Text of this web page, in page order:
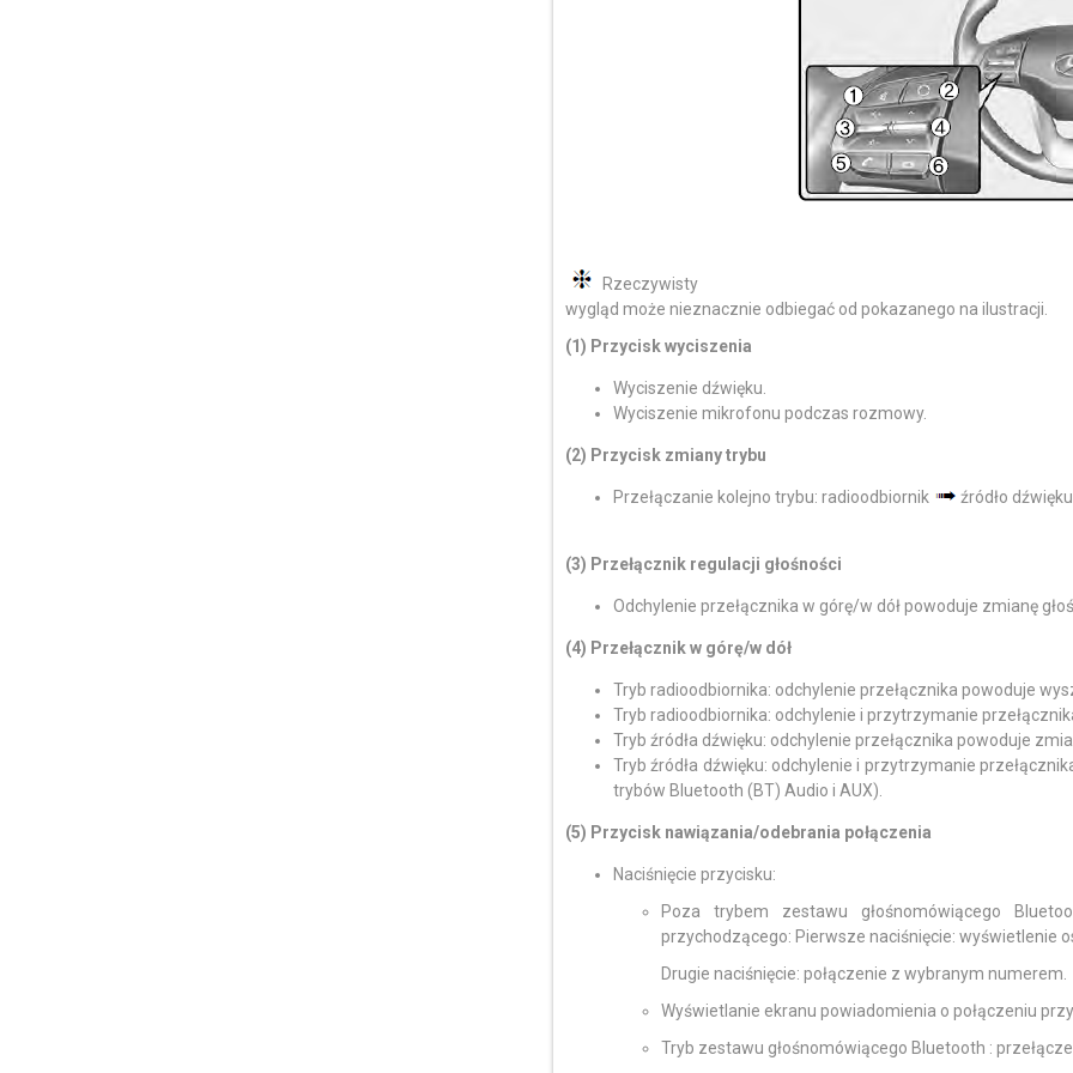
Rzeczywisty
wygląd może nieznacznie odbiegać od pokazanego na ilustracji.
(1) Przycisk wyciszenia
Wyciszenie dźwięku.
Wyciszenie mikrofonu podczas rozmowy.
(2) Przycisk zmiany trybu
Przełączanie kolejno trybu: radioodbiornik źródło
(3) Przełącznik regulacji głośności
Odchylenie przełącznika w górę/w dół powoduje zmianę
(4) Przełącznik w górę/w dół
Tryb radioodbiornika: odchylenie przełącznika powoduje
Tryb radioodbiornika: odchylenie i przytrzymanie
Tryb źródła dźwięku: odchylenie przełącznika powoduje
Tryb źródła dźwięku: odchylenie i przytrzymanie
trybów Bluetooth (BT) Audio i AUX).
(5) Przycisk nawiązania/odebrania połączenia
Naciśnięcie przycisku:
Poza trybem zestawu głośnomówiącego
przychodzącego: Pierwsze naciśnięcie: wyświetlenie
Drugie naciśnięcie: połączenie z wybranym numerem.
Wyświetlanie ekranu powiadomienia o połączeniu
Tryb zestawu głośnomówiącego Bluetooth :